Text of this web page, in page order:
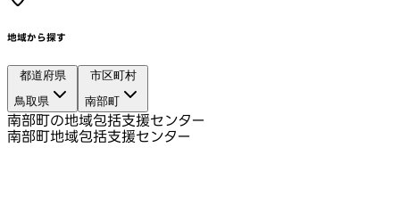
地域から探す
都道府県
鳥取県
市区町村
南部町
南部町の地域包括支援センター
南部町地域包括支援センター